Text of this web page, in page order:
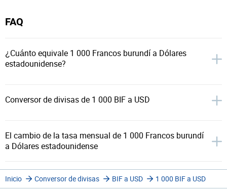
FAQ
¿Cuánto equivale 1 000 Francos burundí a Dólares
estadounidense?
Conversor de divisas de 1 000 BIF a USD
El cambio de la tasa mensual de 1 000 Francos burundí
a Dólares estadounidense
Inicio Conversor de divisas BIF a USD 1 000 BIF a USD